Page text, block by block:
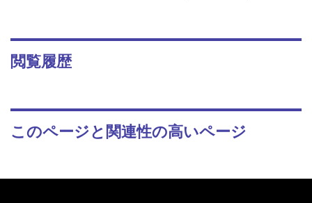
閲覧履歴
このページと関連性の高いページ